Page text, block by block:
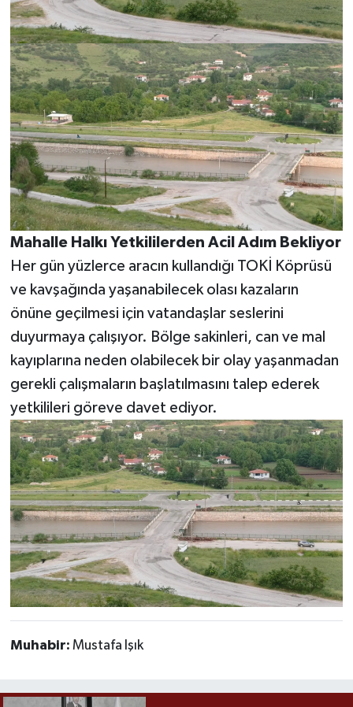
Mahalle Halkı Yetkililerden Acil Adım Bekliyor
Her gün yüzlerce aracın kullandığı TOKİ Köprüsü
ve kavşağında yaşanabilecek olası kazaların
önüne geçilmesi için vatandaşlar seslerini
duyurmaya çalışıyor. Bölge sakinleri, can ve mal
kayıplarına neden olabilecek bir olay yaşanmadan
gerekli çalışmaların başlatılmasını talep ederek
yetkilileri göreve davet ediyor.
Muhabir: Mustafa Işık